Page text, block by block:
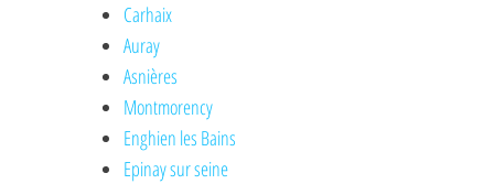
Carhaix
Auray
Asnières
Montmorency
Enghien les Bains
Epinay sur seine